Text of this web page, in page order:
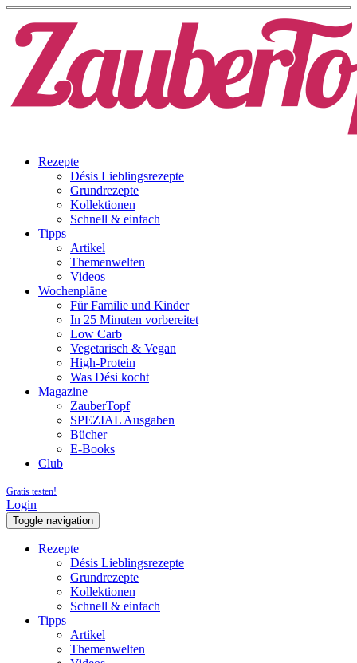
Rezepte
Désis Lieblingsrezepte
Grundrezepte
Kollektionen
Schnell & einfach
Tipps
Artikel
Themenwelten
Videos
Wochenpläne
Für Familie und Kinder
In 25 Minuten vorbereitet
Low Carb
Vegetarisch & Vegan
High-Protein
Was Dési kocht
Magazine
ZauberTopf
SPEZIAL Ausgaben
Bücher
E-Books
Club
Gratis testen!
Login
Toggle navigation
Rezepte
Désis Lieblingsrezepte
Grundrezepte
Kollektionen
Schnell & einfach
Tipps
Artikel
Themenwelten